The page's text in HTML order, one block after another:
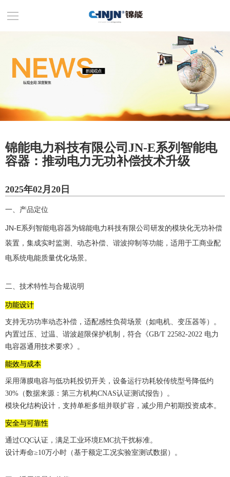
锦能电力科技有限公司JN-E系列智能电
容器：推动电力无功补偿技术升级
2025年02月20日
一、产品定位
JN-E系列智能电容器为锦能电力科技有限公司研发的模块化无功补偿
装置，集成实时监测、动态补偿、谐波抑制等功能，适用于工商业配
电系统电能质量优化场景。
二、技术特性与合规说明
功能设计
支持无功功率动态补偿，适配感性负荷场景（如电机、变压器等）。
内置过压、过温、谐波超限保护机制，符合《GB/T 22582-2022 电力
电容器通用技术要求》。
能效与成本
采用薄膜电容与低功耗投切开关，设备运行功耗较传统型号降低约
30%（数据来源：第三方机构CNAS认证测试报告）。
模块化结构设计，支持单柜多组并联扩容，减少用户初期投资成本。
安全与可靠性
通过CQC认证，满足工业环境EMC抗干扰标准。
设计寿命≥10万小时（基于额定工况实验室测试数据）。